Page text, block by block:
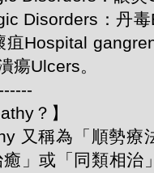
Disorders：丹
Hospital
瘍Ulcers。
？】
又稱為「順勢療
」或「同類相治